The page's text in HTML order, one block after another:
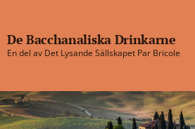
De Bacchanaliska Drinkarne
Drinkarne
En del av Det Lysande Sällskapet Par Bricole